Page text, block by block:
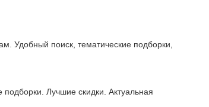
Удобный поиск, тематические подборки,
Лучшие скидки. Актуальная